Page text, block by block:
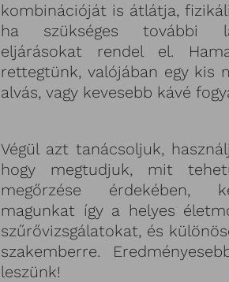
kombinációját is átlátja,
ha szükséges további
eljárásokat rendel el.
rettegtünk, valójában egy kis
alvás, vagy kevesebb kávé
Végül azt tanácsoljuk,
hogy megtudjuk, mit
megőrzése érdekében,
magunkat így a helyes
szűrővizsgálatokat, és
szakemberre.
leszünk!